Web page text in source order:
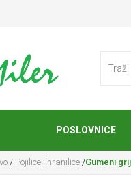
POSLOVNICE
/ Pojilice i hranilice /Gumeni